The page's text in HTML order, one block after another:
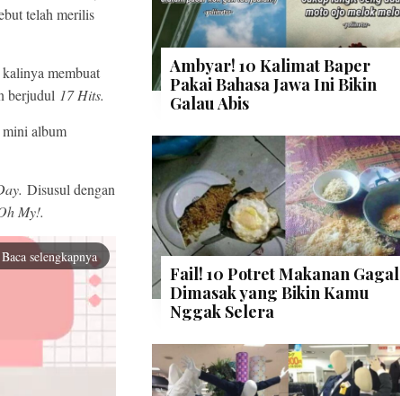
telah merilis
membuat
berjudul 17 Hits.
mini album
Disusul dengan
My!.
Baca selengkapnya
Ambyar! 10 Kalimat Baper
Pakai Bahasa Jawa Ini Bikin
Galau Abis
Fail! 10 Potret Makanan Gagal
Dimasak yang Bikin Kamu
Nggak Selera